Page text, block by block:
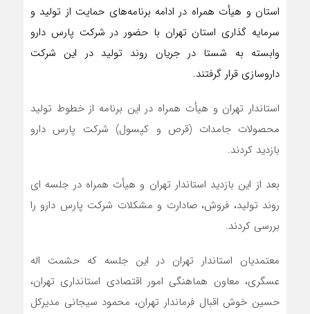
استان و هیأت همراه در ادامه برنامه‌های حمایت از تولید و
سرمایه گذاری استان تهران با حضور در شرکت پارس دارو
وابسته به شستا در جریان روند تولید در این شرکت
داروسازی قرار گرفتند.
استاندار تهران و هیأت همراه در این برنامه از خطوط تولید
محصولات جامدات (قرص و کپسول) شرکت پارس دارو
بازدید کردند.
بعد از این بازدید استاندار تهران و هیأت همراه در جلسه ای
روند تولید، فروش، صادارت و مشکلات شرکت پارس دارو را
بررسی کردند.
معتمدیان استاندار تهران در این جلسه که حشمت اله
عسگری، معاون هماهنگی امور اقتصادی استانداری تهران،
حسین خوش اقبال فرماندار تهران، محمود سیجانی مدیرکل